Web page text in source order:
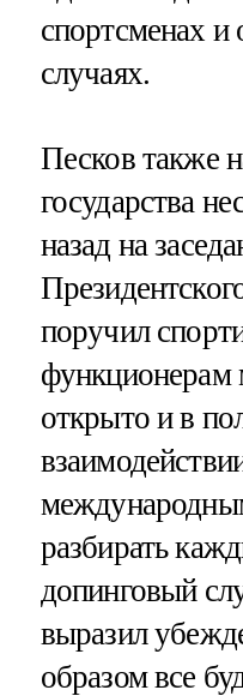
спортсменах и
случаях.
Песков также
государства
назад на
поручил
функционерам
открыто и в
разбирать
допинговый
выразил
образом все